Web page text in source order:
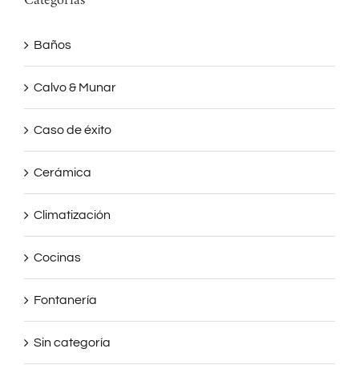
Baños
Calvo & Munar
Caso de éxito
Cerámica
Climatización
Cocinas
Fontanería
Sin categoría